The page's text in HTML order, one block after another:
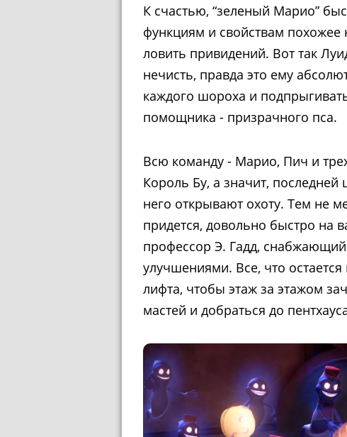
К счастью, “зеленый Марио”
функциям и свойствам
ловить привидений. Вот так
нечисть, правда это ему
каждого шороха и
помощника - призрачного пса.
Всю команду - Марио, Пич и
Король Бу, а значит,
него открывают охоту. Тем не
придется, довольно быстро на
профессор Э. Гадд,
улучшениями. Все, что
лифта, чтобы этаж за этажом
мастей и добраться до